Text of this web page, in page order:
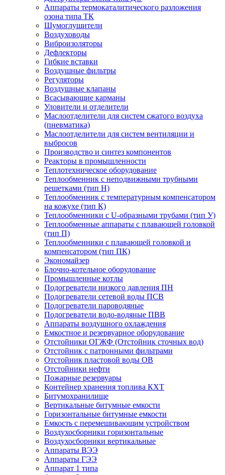
Аппараты термокаталитического разложения
озона типа ТК
Шумоглушители
Воздуховоды
Виброизоляторы
Дефлекторы
Гибкие вставки
Воздушные фильтры
Регуляторы
Воздушные клапаны
Всасывающие карманы
Уловители и отделители
Маслоотделители для систем сжатого воздуха
(пневматика)
Маслоотделители для систем вентиляции и
выбросов
Производство и синтез компонентов
Реакторы в промышленности
Теплотехническое оборудование
Теплообменник с неподвижными трубными
решетками (тип Н)
Теплообменник с температурным компенсатором
на кожухе (тип К)
Теплообменники с U-образными трубами (тип У)
Теплообменные аппараты с плавающей головкой
(тип П)
Теплообменники с плавающей головкой и
компенсатором (тип ПК)
Экономайзер
Блочно-котельное оборудование
Промышленные котлы
Подогреватели низкого давления ПН
Подогреватели сетевой воды ПСВ
Подогреватели пароводяные
Подогреватели водо-водяные ПВВ
Аппараты воздушного охлаждения
Емкостное и резервуарное оборудование
Отстойники ОГЖФ (Отстойник сточных вод)
Отстойник с патронными фильтрами
Отстойник пластовой воды ОВ
Отстойники нефти
Пожарные резервуары
Контейнер хранения топлива КХТ
Битумохранилище
Вертикальные битумные емкости
Горизонтальные битумные емкости
Емкость с перемешивающим устройством
Воздухосборники горизонтальные
Воздухосборники вертикальные
Аппараты ВЭЭ
Аппараты ГЭЭ
Аппарат 1 типа